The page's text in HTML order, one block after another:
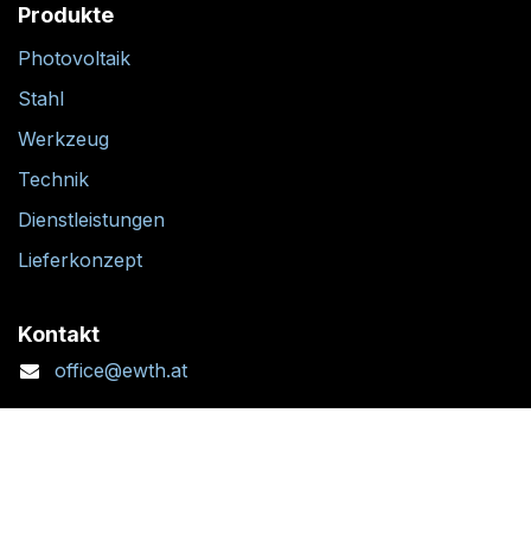
Produkte
Photovoltaik
Stahl
Werkzeug
Technik
Dienstleistungen
Lieferkonzept
Kontakt
office@ewth.at